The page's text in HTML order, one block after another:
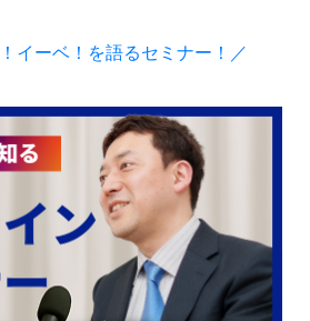
イーベ！を語るセミナー！／